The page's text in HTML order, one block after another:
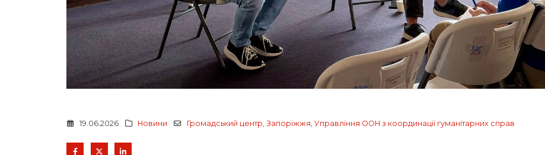
19.06.2026 Новини Громадський центр Запоріжжя Управління ООН з координації гуманітарних справ